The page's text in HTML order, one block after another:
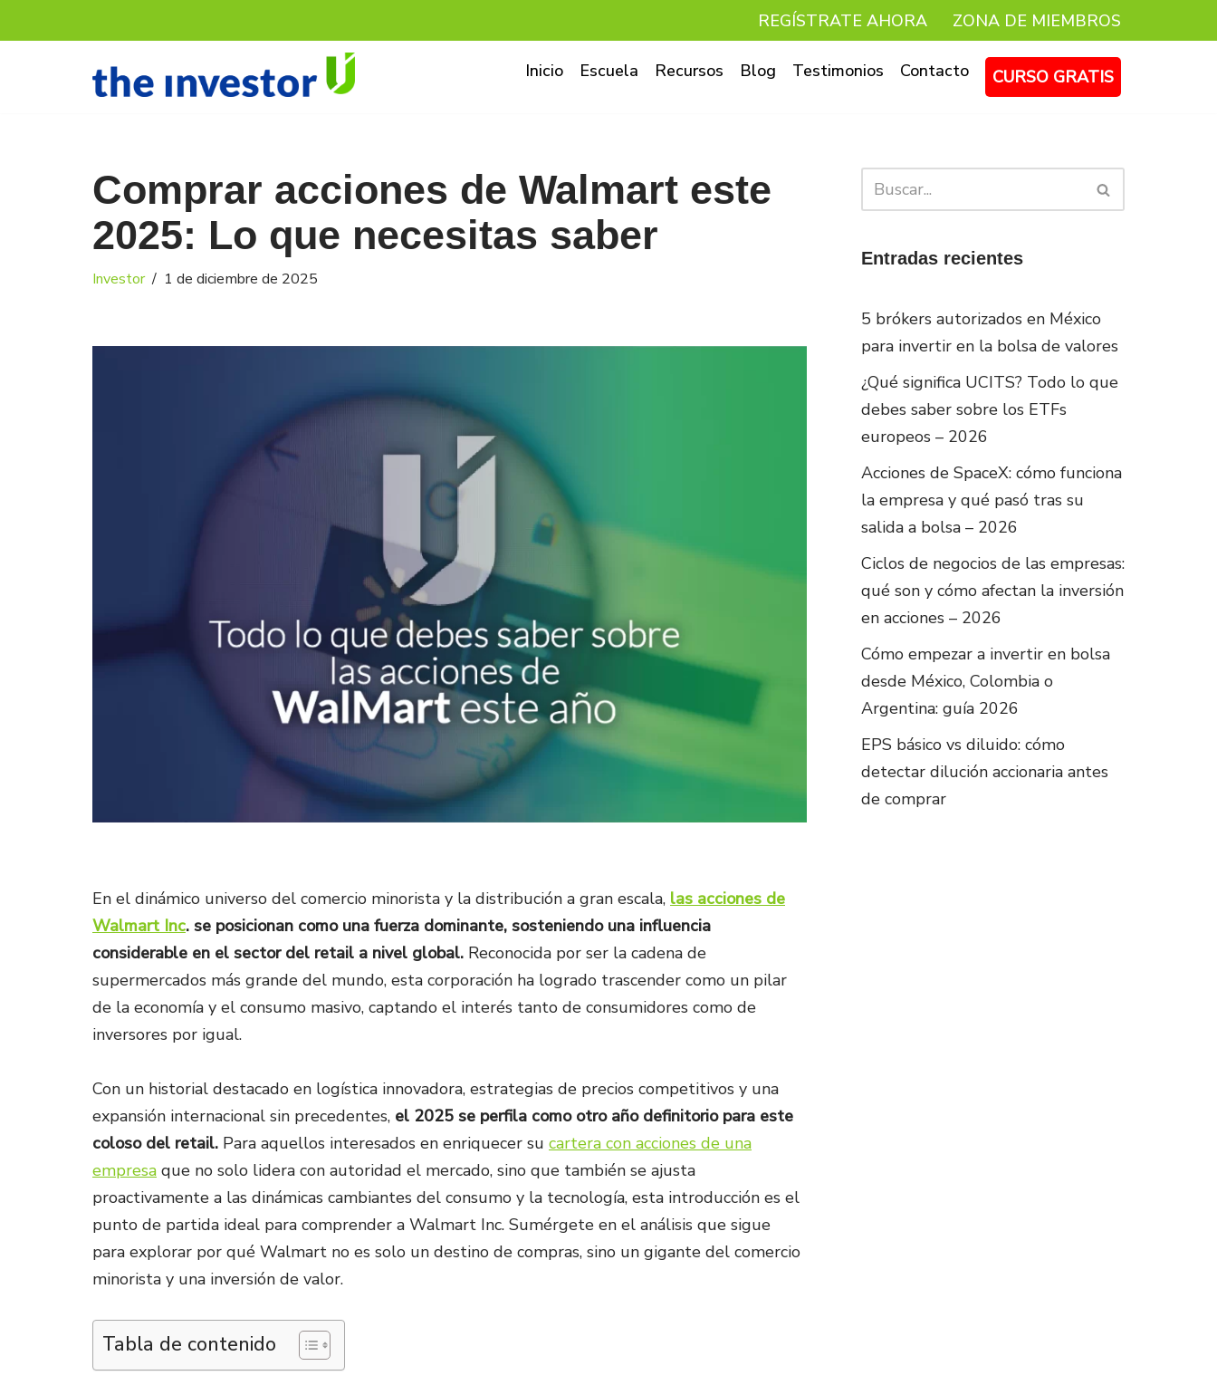
REGÍSTRATE AHORA ZONA DE MIEMBROS
Inicio Escuela Recursos Blog Testimonios Contacto CURSO GRATIS
Comprar acciones de Walmart este
2025: Lo que necesitas saber
Investor 1 de diciembre de 2025
En el dinámico universo del comercio minorista y la distribución a gran escala, las acciones de
Walmart Inc. se posicionan como una fuerza dominante, sosteniendo una influencia
considerable en el sector del retail a nivel global. Reconocida por ser la cadena de
supermercados más grande del mundo, esta corporación ha logrado trascender como un pilar
de la economía y el consumo masivo, captando el interés tanto de consumidores como de
inversores por igual.
Con un historial destacado en logística innovadora, estrategias de precios competitivos y una
expansión internacional sin precedentes, el 2025 se perfila como otro año definitorio para este
coloso del retail. Para aquellos interesados en enriquecer su cartera con acciones de una
empresa que no solo lidera con autoridad el mercado, sino que también se ajusta
proactivamente a las dinámicas cambiantes del consumo y la tecnología, esta introducción es el
punto de partida ideal para comprender a Walmart Inc. Sumérgete en el análisis que sigue
para explorar por qué Walmart no es solo un destino de compras, sino un gigante del comercio
minorista y una inversión de valor.
Tabla de contenido
Entradas recientes
5 brókers autorizados en México
para invertir en la bolsa de valores
¿Qué significa UCITS? Todo lo que
debes saber sobre los ETFs
europeos – 2026
Acciones de SpaceX: cómo funciona
la empresa y qué pasó tras su
salida a bolsa – 2026
Ciclos de negocios de las empresas:
qué son y cómo afectan la inversión
en acciones – 2026
Cómo empezar a invertir en bolsa
desde México, Colombia o
Argentina: guía 2026
EPS básico vs diluido: cómo
detectar dilución accionaria antes
de comprar